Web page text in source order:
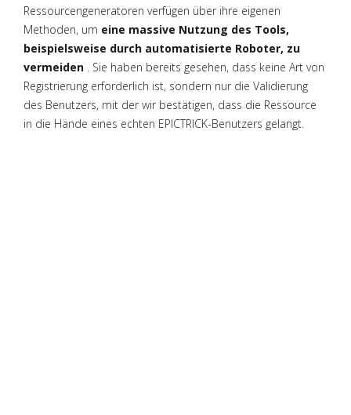
Ressourcengeneratoren verfügen über ihre eigenen
Methoden, um eine massive Nutzung des Tools,
beispielsweise durch automatisierte Roboter, zu
vermeiden . Sie haben bereits gesehen, dass keine Art von
Registrierung erforderlich ist, sondern nur die Validierung
des Benutzers, mit der wir bestätigen, dass die Ressource
in die Hände eines echten EPICTRICK-Benutzers gelangt.